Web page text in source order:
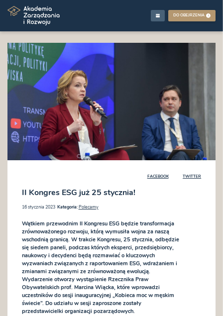
DO OBEJRZENIA
FACEBOOK TWITTER
II Kongres ESG już 25 stycznia!
16 stycznia 2023 Kategoria:Polecamy
Wątkiem przewodnim II Kongresu ESG będzie transformacja
zrównoważonego rozwoju, którą wymusiła wojna za naszą
wschodnią granicą. W trakcie Kongresu, 25 stycznia, odbędzie
się siedem paneli, podczas których eksperci, przedsiębiorcy,
naukowcy i decydenci będą rozmawiać o kluczowych
wyzwaniach związanych z raportowaniem ESG, wdrażaniem i
zmianami związanymi ze zrównoważoną ewolucją.
Wydarzenie otworzy wystąpienie Rzecznika Praw
Obywatelskich prof. Marcina Wiącka, które wprowadzi
uczestników do sesji inauguracyjnej „Kobieca moc w męskim
świecie”. Do udziału w sesji zaproszone zostały
przedstawicielki organizacji pozarządowych.